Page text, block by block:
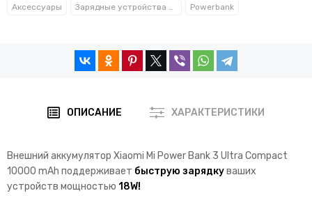
Аксессуары Зарядные устройства и кабели Powerbank
ОПИСАНИЕ ХАРАКТЕРИСТИКИ
Внешний аккумулятор Xiaomi Mi Power Bank 3 Ultra Compact
10000 mAh поддерживает быструю зарядкуваших
устройств мощностью 18W!